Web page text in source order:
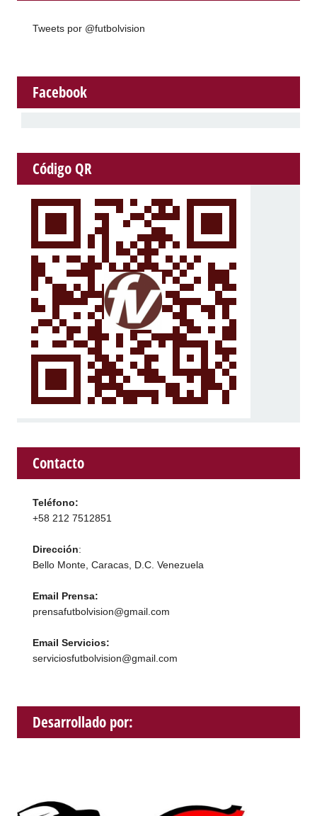
Tweets por @futbolvision
Facebook
Código QR
Contacto
Teléfono:
+58 212 7512851
Dirección:
Bello Monte, Caracas, D.C. Venezuela
Email Prensa:
prensafutbolvision@gmail.com
Email Servicios:
serviciosfutbolvision@gmail.com
Desarrollado por: